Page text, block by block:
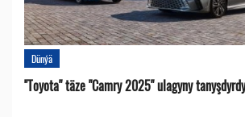
Dünýä
''Toyota" täze "Camry 2025" ulagyny tanyşdyrdy